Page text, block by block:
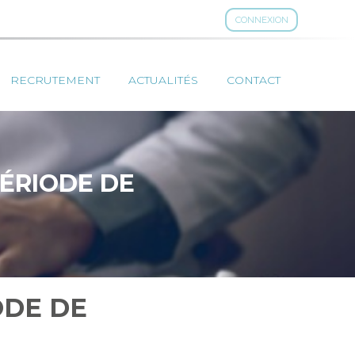
CONNEXION
RECRUTEMENT ACTUALITÉS CONTACT
DE
DE